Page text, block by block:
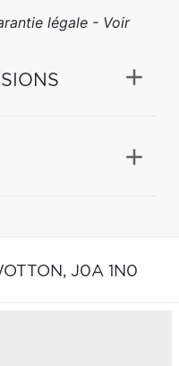
légale - Voir
J0A 1N0